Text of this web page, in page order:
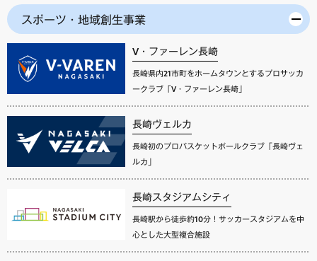
スポーツ・地域創生事業
V・ファーレン長崎
長崎県内21市町をホームタウンとするプロサッカ
ークラブ「V・ファーレン長崎」
長崎ヴェルカ
長崎初のプロバスケットボールクラブ「長崎ヴェ
ルカ」
長崎スタジアムシティ
長崎駅から徒歩約10分！サッカースタジアムを中
心とした大型複合施設